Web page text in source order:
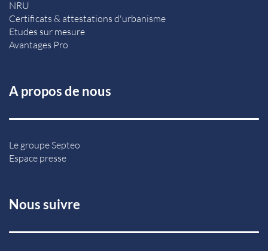
NRU
Certificats & attestations d'urbanisme
Etudes sur mesure
Avantages Pro
A propos de nous
Le groupe Septeo
Espace presse
Nous suivre